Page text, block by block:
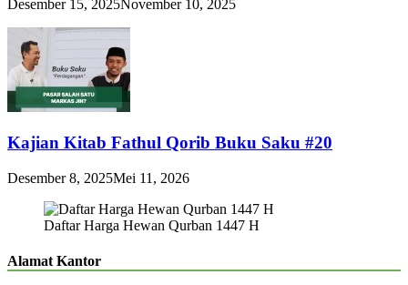
Desember 15, 2025November 10, 2025
Kajian Kitab Fathul Qorib Buku Saku #20
Desember 8, 2025Mei 11, 2026
Daftar Harga Hewan Qurban 1447 H
Alamat Kantor